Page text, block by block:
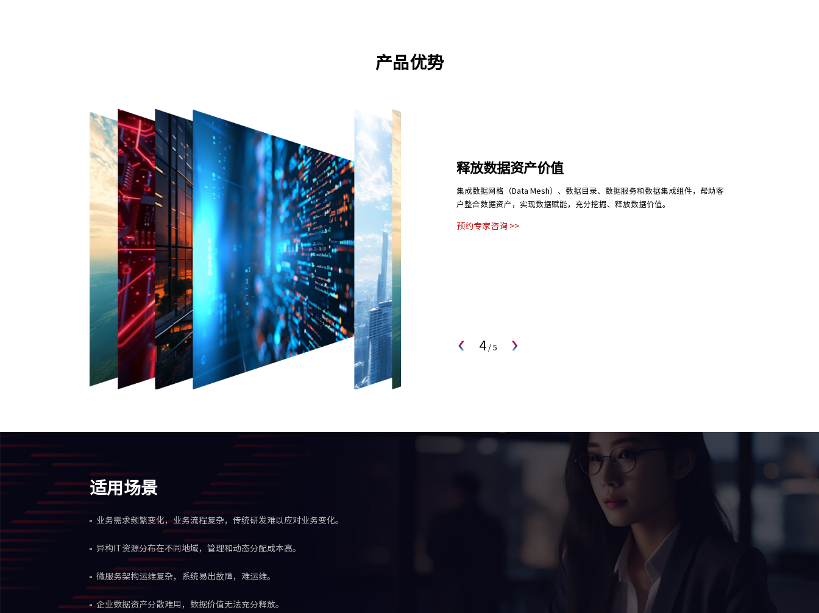
产品优势
4/ 5
释放数据资产价值
集成数据网格（Data Mesh）、数据目录、数据服务和数据集成组件，帮助客
户整合数据资产，实现数据赋能，充分挖掘、释放数据价值。
预约专家咨询 >>
适用场景
业务需求频繁变化，业务流程复杂，传统研发难以应对业务变化。
异构IT资源分布在不同地域，管理和动态分配成本高。
微服务架构运维复杂，系统易出故障，难运维。
企业数据资产分散难用，数据价值无法充分释放。